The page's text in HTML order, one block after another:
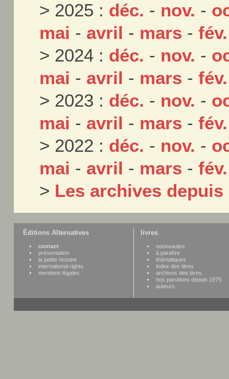
> 2025 : déc. - nov. -
mai - avril - mars -fév.
> 2024 : déc. - nov. -
mai - avril - mars -fév.
> 2023 : déc. - nov. -
mai - avril - mars -fév.
> 2022 : déc. - nov. -
mai - avril - mars -fév.
> Les archives depuis
Éditions Alternatives
contact
présentation
la petite histoire
international rights
mentions légales
livres
nouveautes
à paraître
thématiques
index des titres
archives des titres
nos parutions depuis 1975
auteurs